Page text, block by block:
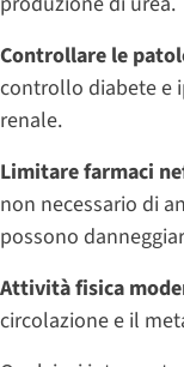
Controllare le
controllo diabete e
renale.
Limitare farmaci
non necessario di
possono
Attività fisica
circolazione e il